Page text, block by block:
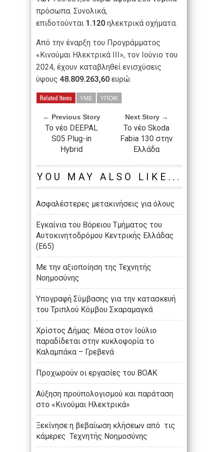
πρόσωπα. Συνολικά,
επιδοτούνται 1.120 ηλεκτρικά οχήματα.
Από την έναρξη του Προγράμματος
«Κινούμαι Ηλεκτρικά ΙΙΙ», τον Ιούνιο του
2024, έχουν καταβληθεί ενισχύσεις
ύψους 48.809.263,60 ευρώ.
Related Items ΥΜΕ ΥΠΟΙΚ
← Previous Story
Το νέο DEEPAL
S05 Plug-in
Hybrid
Next Story →
Το νέο Skoda
Fabia 130 στην
Ελλάδα
YOU MAY ALSO LIKE...
Aσφαλέστερες μετακινήσεις για όλους
Εγκαίνια του Βόρειου Τμήματος του
Αυτοκινητοδρόμου Κεντρικής Ελλάδας
(Ε65)
Με την αξιοποίηση της Τεχνητής
Νοημοσύνης
Υπογραφή Σύμβασης για την κατασκευή
του Τριπλού Κόμβου Σκαραμαγκά
Χρίστος Δήμας: Μέσα στον Ιούλιο
παραδίδεται στην κυκλοφορία το
Καλαμπάκα – Γρεβενά
Προχωρούν οι εργασίες του ΒΟΑΚ
Αύξηση προϋπολογισμού και παράταση
στο «Κινούμαι Ηλεκτρικά»
Ξεκίνησε η βεβαίωση κλήσεων από τις
κάμερες Τεχνητής Νοημοσύνης